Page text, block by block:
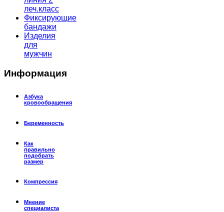
леч.класс
Фиксирующие
бандажи
Изделия
для
мужчин
Информация
Азбука
кровообращения
Беременность
Как
правильно
подобрать
размер
Компрессия
Мнение
специалиста